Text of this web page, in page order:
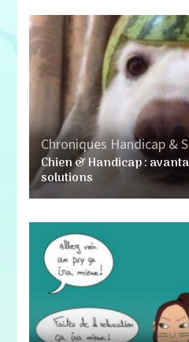
Chroniques Handicap &
Chien & Handicap :
solutions